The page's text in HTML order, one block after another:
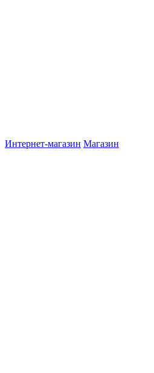
Интернет-магазин Магазин